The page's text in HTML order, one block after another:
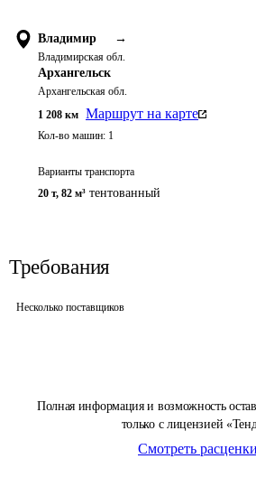
Полная информация и возможность
только с лицензией
Смотреть расценки
Владимир →
Владимирская обл.
Архангельск
Архангельская обл.
1 208 км Маршрут на карте
Кол-во машин: 1
Варианты транспорта
20 т, 82 м³ тентованный
Требования
Несколько поставщиков